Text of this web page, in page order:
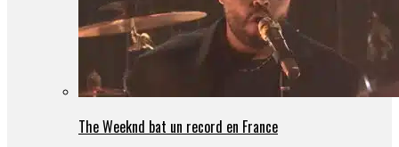
The Weeknd bat un record en France